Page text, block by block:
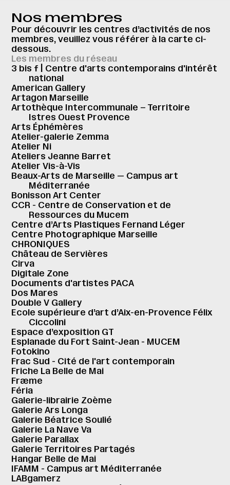
Nos membres
Pour découvrir les centres d’activités de nos
membres, veuillez vous référer à la carte ci-
dessous.
Les membres du réseau
3 bis f | Centre d'arts contemporains d'intérêt
national
American Gallery
Artagon Marseille
Artothèque Intercommunale – Territoire
Istres Ouest Provence
Arts Éphémères
Atelier-galerie Zemma
Atelier Ni
Ateliers Jeanne Barret
Atelier Vis-à-Vis
Beaux-Arts de Marseille — Campus art
Méditerranée
Bonisson Art Center
CCR - Centre de Conservation et de
Ressources du Mucem
Centre d’Arts Plastiques Fernand Léger
Centre Photographique Marseille
CHRONIQUES
Château de Servières
Cirva
Digitale Zone
Documents d'artistes PACA
Dos Mares
Double V Gallery
Ecole supérieure d’art d’Aix-en-Provence Félix
Ciccolini
Espace d’exposition GT
Esplanade du Fort Saint-Jean - MUCEM
Fotokino
Frac Sud - Cité de l'art contemporain
Friche La Belle de Mai
Fræme
Féria
Galerie-librairie Zoème
Galerie Ars Longa
Galerie Béatrice Soulié
Galerie La Nave Va
Galerie Parallax
Galerie Territoires Partagés
Hangar Belle de Mai
IFAMM - Campus art Méditerranée
LABgamerz